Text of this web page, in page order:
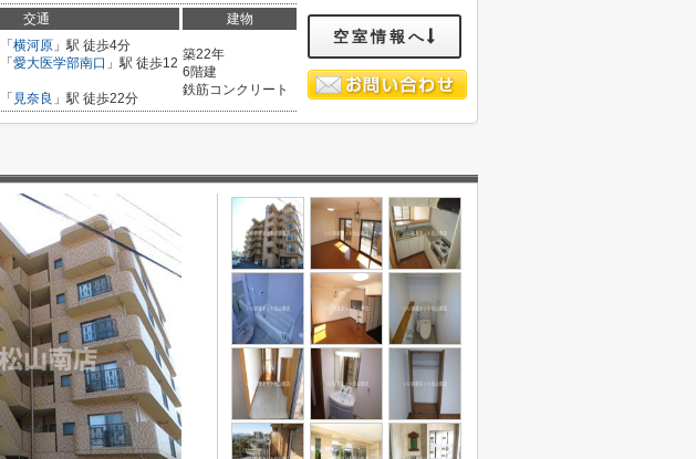
交通 建物
「 横河原 」駅 徒歩4分
「 愛大医学部南口 」駅 徒歩12
「 見奈良 」駅 徒歩22分
築22年
6階建
鉄筋コンクリート
空室情報へ